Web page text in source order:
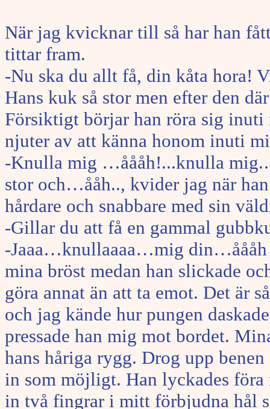
När jag kvicknar till så har han
tittar fram.
-Nu ska du allt få, din kåta hora!
Hans kuk så stor men efter den
Försiktigt börjar han röra sig
njuter av att känna honom inuti
-Knulla mig …åååh!...knulla
stor och…ååh.., kvider jag när
hårdare och snabbare med sin
-Gillar du att få en gammal
-Jaaa…knullaaaa…mig din…åååh
mina bröst medan han slickade
göra annat än att ta emot. Det är
och jag kände hur pungen
pressade han mig mot bordet.
hans håriga rygg. Drog upp
in som möjligt. Han lyckades
in två fingrar i mitt förbjudna hål